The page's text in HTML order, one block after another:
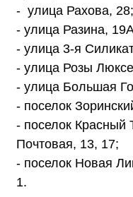
- улица Рахова, 28;
- улица Разина,
- улица 3-я
- улица Розы
- улица Большая
- поселок
- поселок Красный
Почтовая, 13, 17;
- поселок Новая
1.